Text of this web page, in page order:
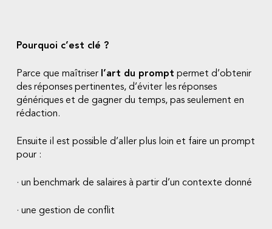
Pourquoi c’est clé ?
Parce que maîtriser l’art du prompt permet d’obtenir
des réponses pertinentes, d’éviter les réponses
génériques et de gagner du temps, pas seulement en
rédaction.
Ensuite il est possible d’aller plus loin et faire un prompt
pour :
· un benchmark de salaires à partir d’un contexte donné
· une gestion de conflit